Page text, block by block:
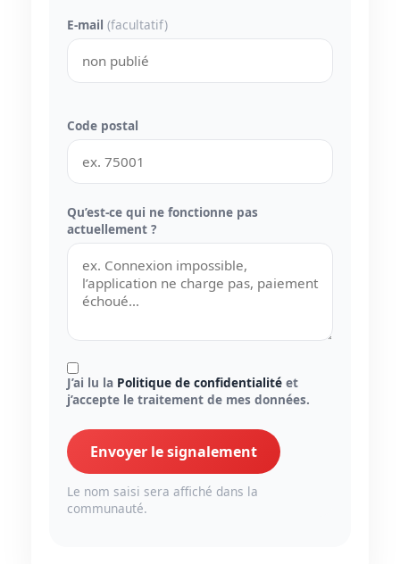
E-mail (facultatif)
Code postal
Qu’est-ce qui ne fonctionne pas
actuellement ?
J’ai lu la Politique de confidentialité et
j’accepte le traitement de mes données.
Envoyer le signalement
Le nom saisi sera affiché dans la
communauté.